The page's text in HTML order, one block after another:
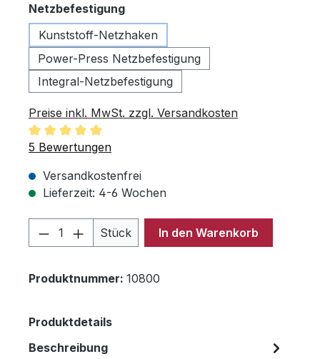
Netzbefestigungauswählen
Kunststoff-Netzhaken
Power-Press Netzbefestigung
Integral-Netzbefestigung
Preise inkl. MwSt. zzgl. Versandkosten
Durchschnittliche Bewertung von 5 von 5 Sternen
5 Bewertungen
Versandkostenfrei
Lieferzeit: 4-6 Wochen
Produkt Anzahl: Gib den
Stück In den Warenkorb
Produktnummer: 10800
Produktdetails
Beschreibung